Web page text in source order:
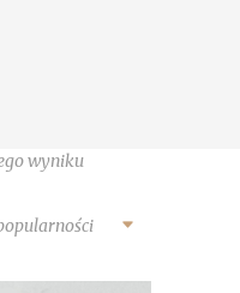
wyniku